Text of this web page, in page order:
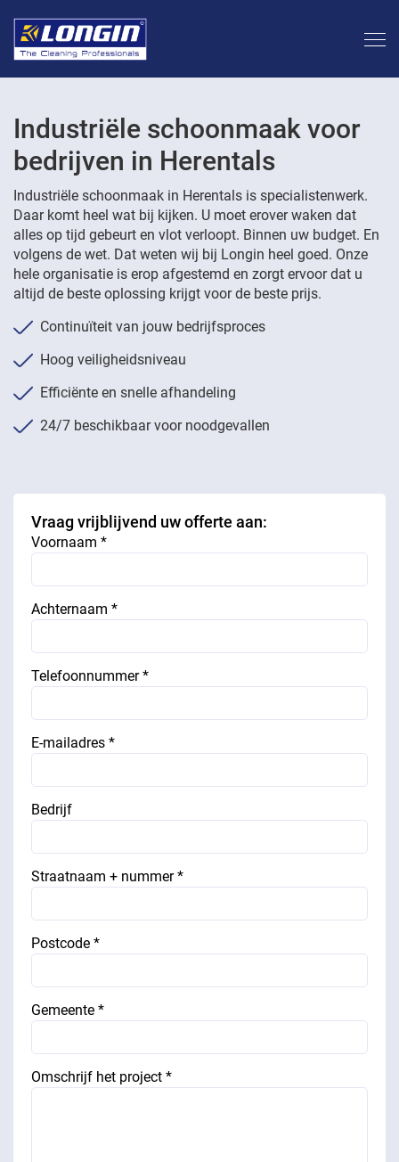
Industriële schoonmaak voor
bedrijven in Herentals
Industriële schoonmaak in Herentals is specialistenwerk.
Daar komt heel wat bij kijken. U moet erover waken dat
alles op tijd gebeurt en vlot verloopt. Binnen uw budget. En
volgens de wet. Dat weten wij bij Longin heel goed. Onze
hele organisatie is erop afgestemd en zorgt ervoor dat u
altijd de beste oplossing krijgt voor de beste prijs.
Continuïteit van jouw bedrijfsproces
Hoog veiligheidsniveau
Efficiënte en snelle afhandeling
24/7 beschikbaar voor noodgevallen
Vraag vrijblijvend uw offerte aan:
Voornaam *
Achternaam *
Telefoonnummer *
E-mailadres *
Bedrijf
Straatnaam + nummer *
Postcode *
Gemeente *
Omschrijf het project *